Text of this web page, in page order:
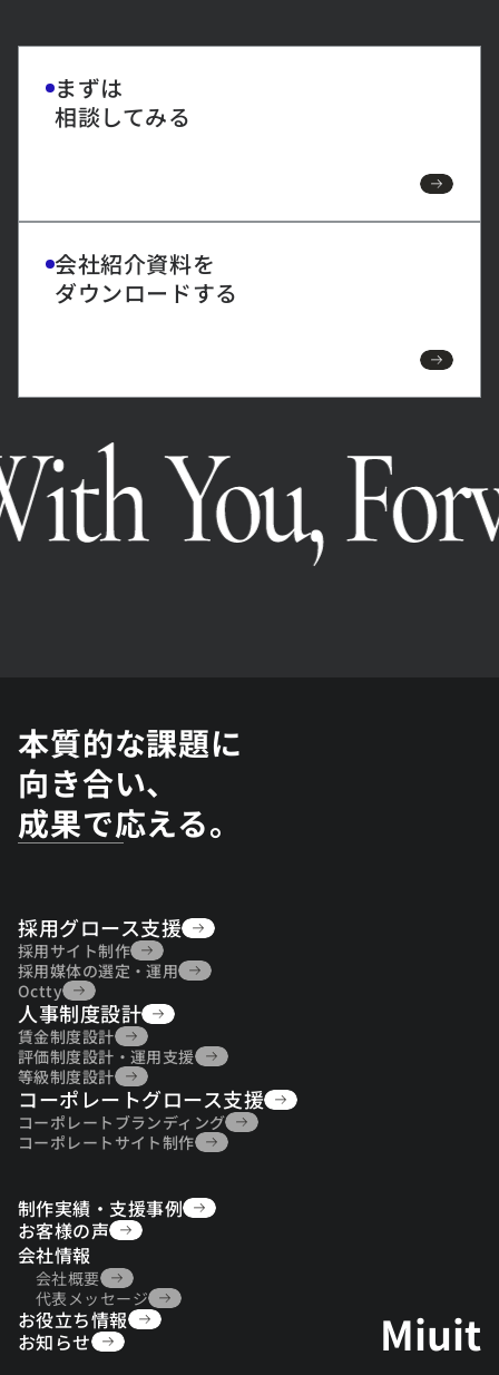
まずは
相談してみる
会社紹介資料を
ダウンロードする
本質的な課題に
向き合い、
成果で応える。
採用グロース支援
採用グロース支援
採用サイト制作
採用サイト制作
採用媒体の選定・運用
採用媒体の選定・運用
Octty
Octty
人事制度設計
人事制度設計
賃金制度設計
賃金制度設計
評価制度設計・運用支援
評価制度設計・運用支援
等級制度設計
等級制度設計
コーポレートグロース支援
コーポレートグロース支援
コーポレートブランディング
コーポレートブランディング
コーポレートサイト制作
制作実績・支援事例
制作実績・支援事例
お客様の声
お客様の声
会社情報
会社概要
会社概要
代表メッセージ
代表メッセージ
お役立ち情報
お役立ち情報
お知らせ
Miuit